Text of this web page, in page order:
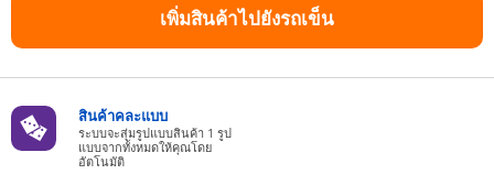
แบตเตอรี่
Nintendo Switch
กล่องสุ่ม
เพิ่มสินค้าไปยังรถเข็น
สินค้าคละแบบ
ระบบจะสุ่มรูปแบบสินค้า 1 รูป
แบบจากทั้งหมดให้คุณโดย
อัตโนมัติ